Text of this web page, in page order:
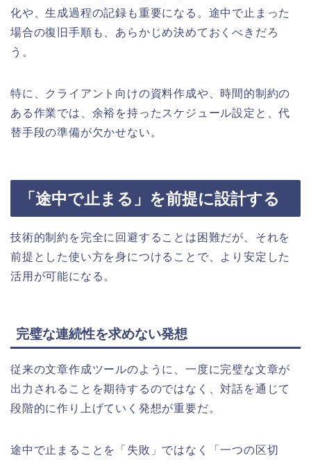
化や、生成過程の記録も重要になる。途中で止まった
場合の復旧手順も、あらかじめ決めておくべきだろ
う。
特に、クライアント向けの資料作成や、時間的制約の
ある作業では、余裕を持ったスケジュール設定と、代
替手段の準備が欠かせない。
「途中で止まる」を前提に設計する
技術的制約を完全に回避することは困難だが、それを
前提とした使い方を身につけることで、より安定した
活用が可能になる。
完璧な連続性を求めない発想
従来の文章作成ツールのように、一度に完璧な文章が
出力されることを期待するのではなく、対話を通じて
段階的に作り上げていく発想が重要だ。
途中で止まることを「失敗」ではなく「一つの区切